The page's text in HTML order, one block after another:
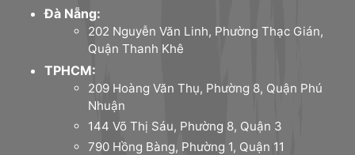
Đà Nẵng:
202 Nguyễn Văn Linh, Phường Thạc Gián,
Quận Thanh Khê
TPHCM:
209 Hoàng Văn Thụ, Phường 8, Quận Phú
Nhuận
144 Võ Thị Sáu, Phường 8, Quận 3
790 Hồng Bàng, Phường 1, Quận 11